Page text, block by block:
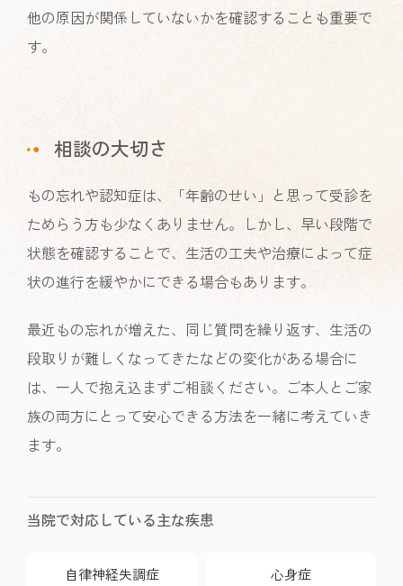
他の原因が関係していないかを確認することも重要で
す。
相談の大切さ
もの忘れや認知症は、「年齢のせい」と思って受診を
ためらう方も少なくありません。しかし、早い段階で
状態を確認することで、生活の工夫や治療によって症
状の進行を緩やかにできる場合もあります。
最近もの忘れが増えた、同じ質問を繰り返す、生活の
段取りが難しくなってきたなどの変化がある場合に
は、一人で抱え込まずご相談ください。ご本人とご家
族の両方にとって安心できる方法を一緒に考えていき
ます。
当院で対応している主な疾患
自律神経失調症 心身症